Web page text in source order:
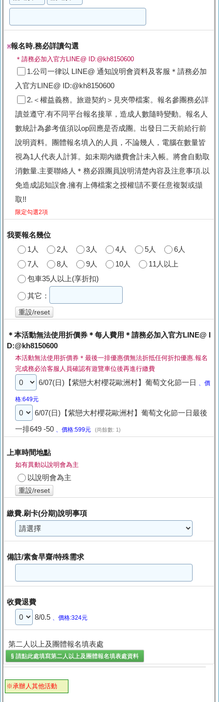
※報名時.務必詳讀勾選
＊請務必加入官方LINE@ ID:@kh8150600
1.公司一律以 LINE@ 通知說明會資料及客服＊請務必加
入官方LINE@ ID:@kh8150600
2.＜權益義務。旅遊契約＞見夾帶檔案。報名參團務必詳
讀並遵守.有不同平台報名接單，造成人數隨時變動。報名人
數統計為參考值須以op回應是否成團。出發日二天前給行前
說明資料。團體報名填入的人員，不論幾人，電腦在數量皆
視為1人代表人計算。如未期內繳費會計未入帳。將會自動取
消數量.主要聯絡人＊務必跟團員說明清楚內容及注意事項.以
免造成認知誤會.擁有上傳檔案之授權!請不要任意複製或擷
取!!
限定勾選2項
我要報名幾位
1人
2人 3人 4人 5人
6人
7人
8人 9人 10人
11人以上
包車35人以上(享折扣)
其它：
重設/reset
＊本活動無法使用折價券＊每人費用＊請務必加入官方LINE@ I
D:@kh8150600
本活動無法使用折價券＊最後一排優惠價無法折抵任何折扣優惠.報名
完成務必洽客服人員確認有遊覽車位後再進行繳費
6/07(日)【紫戀大村櫻花歐洲村】葡萄文化節一日 、價
格:649元
6/07(日)【紫戀大村櫻花歐洲村】葡萄文化節一日最後
一排649 -50 、價格:599元 (尚餘數: 1)
上車時間地點
如有異動以說明會為主
以說明會為主
重設/reset
繳費.刷卡(分期)說明事項
備註/素食早齋/特殊需求
收費退費
8/0.5 、價格:324元
第二人以上及團體報名填表處
§ 請點此處填寫第二人以上及團體報名填表處資料
※承辦人其他活動